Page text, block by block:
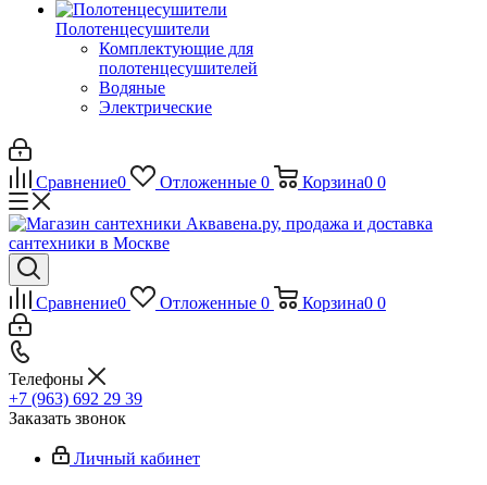
Полотенцесушители
Комплектующие для
полотенцесушителей
Водяные
Электрические
Сравнение0 Отложенные 0 Корзина0 0
Сравнение0 Отложенные 0 Корзина0 0
Телефоны
+7 (963) 692 29 39
Заказать звонок
Личный кабинет